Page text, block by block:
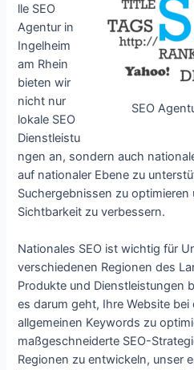
SEO
lle SEO
Agentur in
Ingelheim
am Rhein
bieten wir
nicht nur
lokale SEO
Dienstleistu
ngen an, sondern auch
auf nationaler Ebene zu
Suchergebnissen zu optimieren
Sichtbarkeit zu verbessern.
Nationales SEO ist wichtig für
verschiedenen Regionen des
Produkte und Dienstleistungen
es darum geht, Ihre Website bei
allgemeinen Keywords zu
maßgeschneiderte SEO-
Regionen zu entwickeln, unser